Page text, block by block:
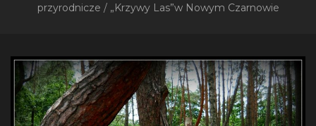
przyrodnicze / „Krzywy Las”w Nowym Czarnowie